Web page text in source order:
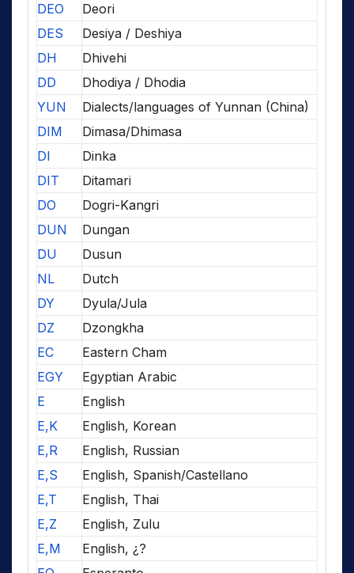
DEO
Deori
DES
Desiya / Deshiya
DH
Dhivehi
DD
Dhodiya / Dhodia
YUN
Dialects/languages of Yunnan (China)
DIM
Dimasa/Dhimasa
DI
Dinka
DIT
Ditamari
DO
Dogri-Kangri
DUN
Dungan
DU
Dusun
NL
Dutch
DY
Dyula/Jula
DZ
Dzongkha
EC
Eastern Cham
EGY
Egyptian Arabic
E
English
E,K
English, Korean
E,R
English, Russian
E,S
English, Spanish/Castellano
E,T
English, Thai
E,Z
English, Zulu
E,M
English, ¿?